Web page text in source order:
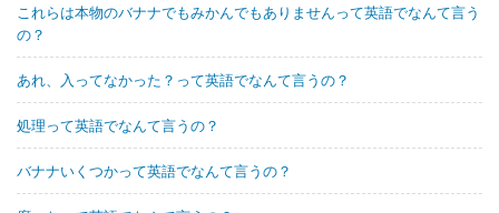
これらは本物のバナナでもみかんでもありませんって英語でなんて言う
の？
あれ、入ってなかった？って英語でなんて言うの？
処理って英語でなんて言うの？
バナナいくつかって英語でなんて言うの？